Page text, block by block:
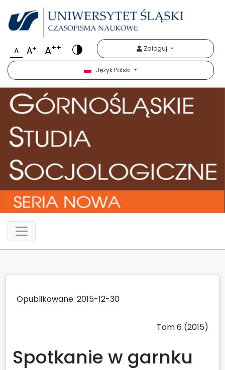
A A+ A++ Zaloguj
Język Polski
Opublikowane: 2015-12-30
Tom 6 (2015)
Spotkanie w garnku